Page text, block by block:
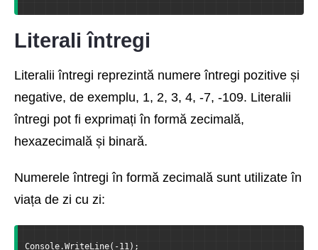
Literali întregi
Literalii întregi reprezintă numere întregi pozitive și
negative, de exemplu, 1, 2, 3, 4, -7, -109. Literalii
întregi pot fi exprimați în formă zecimală,
hexazecimală și binară.
Numerele întregi în formă zecimală sunt utilizate în
viața de zi cu zi:
Console.WriteLine(-11);